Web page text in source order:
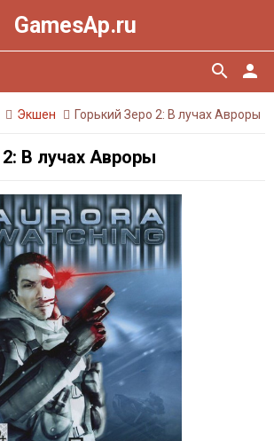
GamesAp.ru
person
search
Экшен Горький Зеро 2: В лучах Авроры
В лучах Авроры